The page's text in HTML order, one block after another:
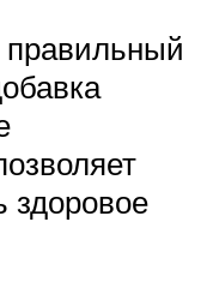
здоровое